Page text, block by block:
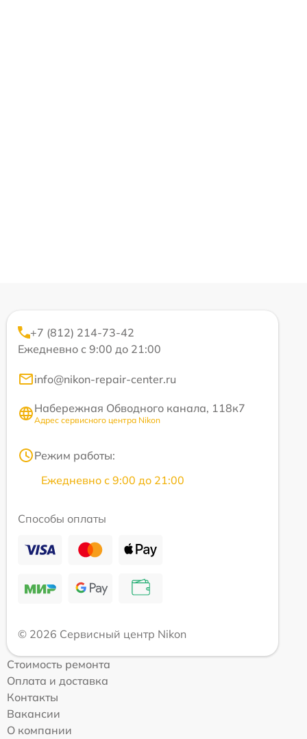
+7 (812) 214-73-42
Ежедневно с 9:00 до 21:00
info@nikon-repair-center.ru
Набережная Обводного канала, 118к7
Адрес сервисного центра Nikon
Режим работы:
Ежедневно с 9:00 до 21:00
Способы оплаты
© 2026 Сервисный центр Nikon
Стоимость ремонта
Оплата и доставка
Контакты
Вакансии
О компании